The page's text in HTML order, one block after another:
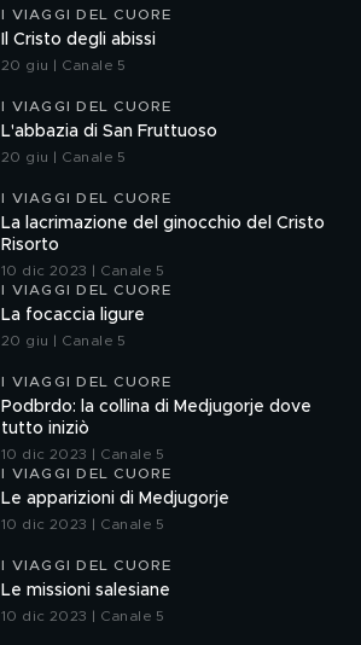
I VIAGGI DEL CUORE
Il Cristo degli abissi
20 giu | Canale 5
I VIAGGI DEL CUORE
L'abbazia di San Fruttuoso
20 giu | Canale 5
I VIAGGI DEL CUORE
La lacrimazione del ginocchio del Cristo
Risorto
10 dic 2023 | Canale 5
I VIAGGI DEL CUORE
La focaccia ligure
20 giu | Canale 5
I VIAGGI DEL CUORE
Podbrdo: la collina di Medjugorje dove
tutto iniziò
10 dic 2023 | Canale 5
I VIAGGI DEL CUORE
Le apparizioni di Medjugorje
10 dic 2023 | Canale 5
I VIAGGI DEL CUORE
Le missioni salesiane
10 dic 2023 | Canale 5